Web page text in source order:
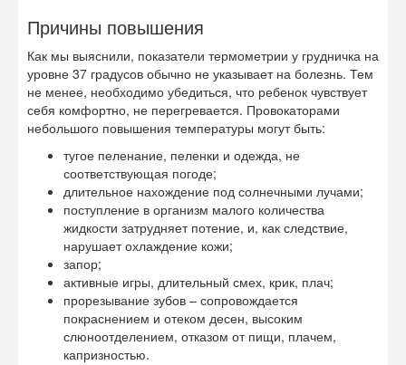
Причины повышения
Как мы выяснили, показатели термометрии у грудничка на
уровне 37 градусов обычно не указывает на болезнь. Тем
не менее, необходимо убедиться, что ребенок чувствует
себя комфортно, не перегревается. Провокаторами
небольшого повышения температуры могут быть:
тугое пеленание, пеленки и одежда, не
соответствующая погоде;
длительное нахождение под солнечными лучами;
поступление в организм малого количества
жидкости затрудняет потение, и, как следствие,
нарушает охлаждение кожи;
запор;
активные игры, длительный смех, крик, плач;
прорезывание зубов – сопровождается
покраснением и отеком десен, высоким
слюноотделением, отказом от пищи, плачем,
капризностью.